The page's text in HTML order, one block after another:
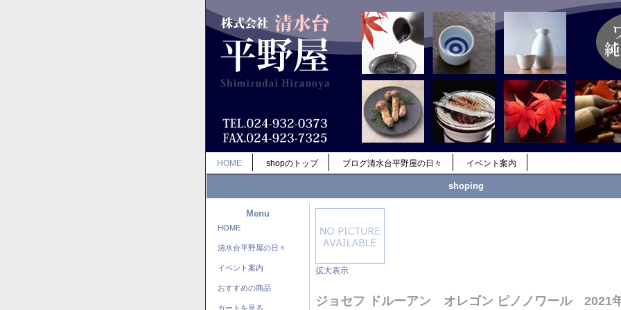
HOME shopのトップ ブログ清水台平野屋の日々 イベント案内
shoping
Menu
HOME
清水台平野屋の日々
イベント案内
おすすめの商品
カートを見る
拡大表示
ジョセフ ドルーアン オレゴン ピノノワール 2021